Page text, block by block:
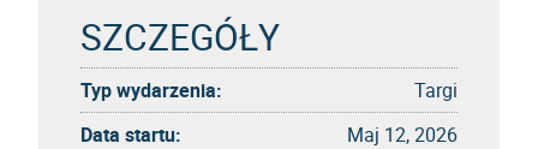
SZCZEGÓŁY
Typ wydarzenia:
Targi
Data startu:
Maj 12, 2026